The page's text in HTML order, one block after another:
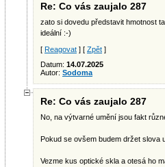
Re: Co vás zaujalo 287
zato si dovedu představit hmotnost
ideální :-)
[ Reagovat ] [ Zpět ]
Datum: 14.07.2025
Autor: Sodoma
Re: Co vás zaujalo 287
No, na výtvarné umění jsou fakt
Pokud se ovšem budem držet slova
Vezme kus optické skla a otesá ho